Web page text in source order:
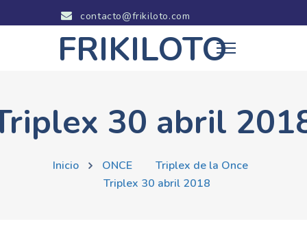
contacto@frikiloto.com
FRIKILOTO
30 abril
Inicio ONCE
Triplex de la Once
Triplex 30 abril 2018